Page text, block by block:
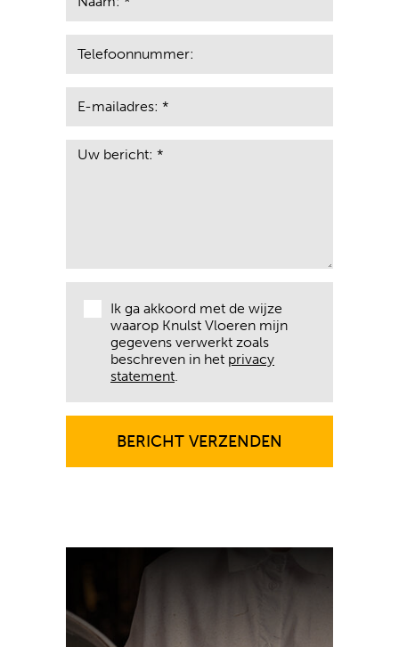
Ik ga akkoord met de wijze
waarop Knulst Vloeren mijn
gegevens verwerkt zoals
beschreven in het privacy
statement
BERICHT VERZENDEN
BERICHT VERZENDEN